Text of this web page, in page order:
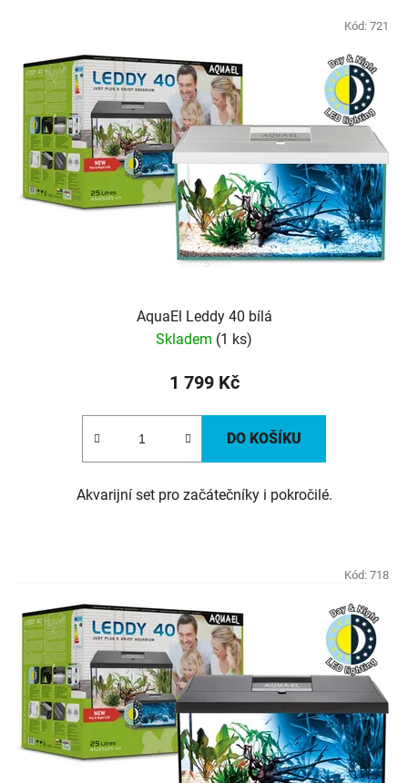
AquaEl Leddy 40 bílá
Skladem (1 ks)
1 799 Kč
DO KOŠÍKU
Akvarijní set pro začátečníky i pokročilé.
Kód: 721
Kód: 718